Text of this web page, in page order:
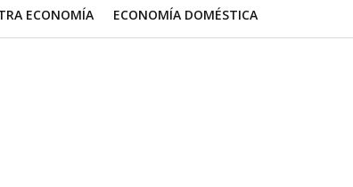
ECONOMÍA ECONOMÍA DOMÉSTICA